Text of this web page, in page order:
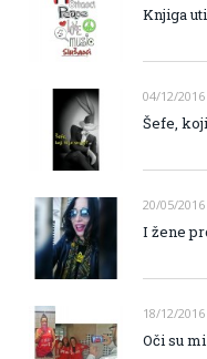
Knjiga
04/12/2016
Šefe,
20/05/2016
I žene
18/12/2016
Oči su